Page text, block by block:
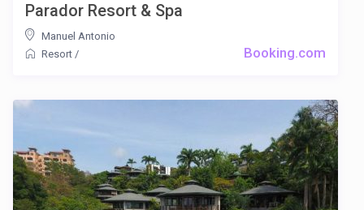
Booking.com
Parador Resort & Spa
Manuel Antonio
Resort /